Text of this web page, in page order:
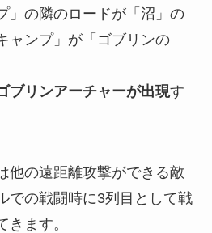
」の隣のロードが「沼」の
ャンプ」が「ゴブリンの
ブリンアーチャーが出現す
他の遠距離攻撃ができる敵
での戦闘時に3列目として戦
きます。